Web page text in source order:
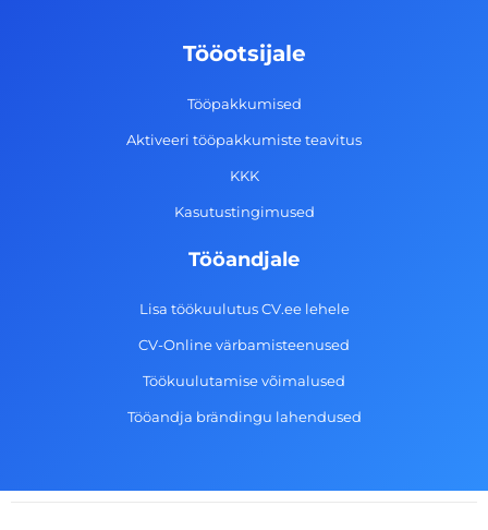
-
g
a
m
d
n
Tööotsijale
Tööpakkumised
Aktiveeri tööpakkumiste teavitus
KKK
Kasutustingimused
Tööandjale
Lisa töökuulutus CV.ee lehele
CV-Online värbamisteenused
Töökuulutamise võimalused
Tööandja brändingu lahendused